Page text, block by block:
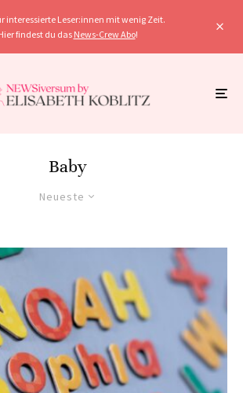
interessierte Leser:innen mit wenig Zeit.
findest du das News-Crew Abo!
Baby
Neueste